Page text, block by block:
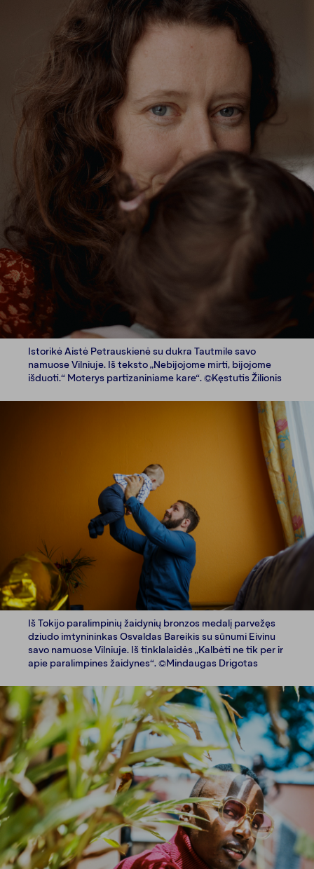
Istorikė Aistė Petrauskienė su dukra Tautmile savo
namuose Vilniuje. Iš teksto „Nebijojome mirti, bijojome
išduoti.“ Moterys partizaniniame kare“. ©Kęstutis Žilionis
Iš Tokijo paralimpinių žaidynių bronzos medalį parvežęs
dziudo imtynininkas Osvaldas Bareikis su sūnumi Eivinu
savo namuose Vilniuje. Iš tinklalaidės „Kalbėti ne tik per ir
apie paralimpines žaidynes“. ©Mindaugas Drigotas